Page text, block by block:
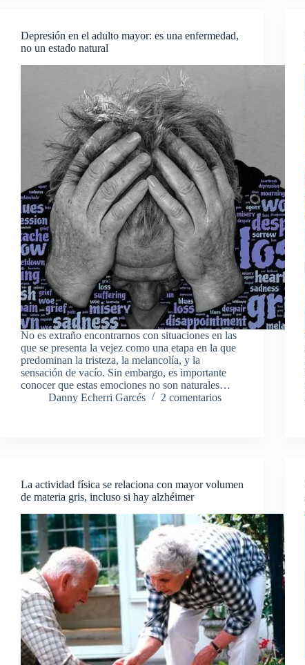
Depresión en el adulto mayor: es una enfermedad,
no un estado natural
No es extraño encontrarnos con situaciones en las
que se presenta la vejez como una etapa en la que
predominan la tristeza, la melancolía, y la
sensación de vacío. Sin embargo, es importante
conocer que estas emociones no son naturales…
Danny Echerri Garcés
2 comentarios
La actividad física se relaciona con mayor volumen
de materia gris, incluso si hay alzhéimer